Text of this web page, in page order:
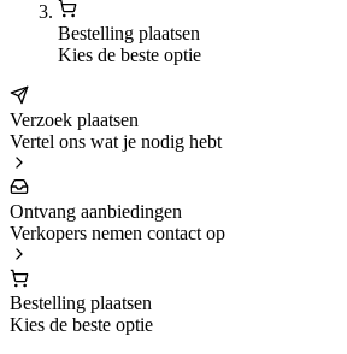
Bestelling plaatsen
Kies de beste optie
Verzoek plaatsen
Vertel ons wat je nodig hebt
Ontvang aanbiedingen
Verkopers nemen contact op
Bestelling plaatsen
Kies de beste optie